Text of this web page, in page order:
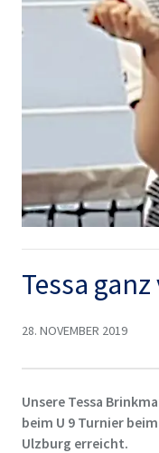
Tessa
28. NOVEMBER 2019
Unsere Tessa
beim U 9 Turnier
Ulzburg erreicht.